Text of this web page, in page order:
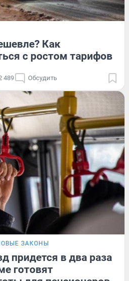
Как
с ростом тарифов
489 Обсудить
ЗАКОНЫ
придется в два раза
готовят